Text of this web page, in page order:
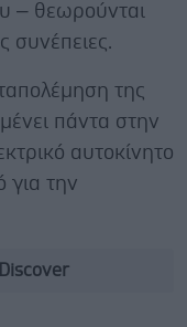
– θεωρούνται
συνέπειες.
της
πάντα στην
αυτοκίνητο
για την